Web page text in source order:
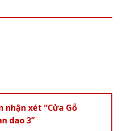
xét “Cửa Gỗ
dao 3”